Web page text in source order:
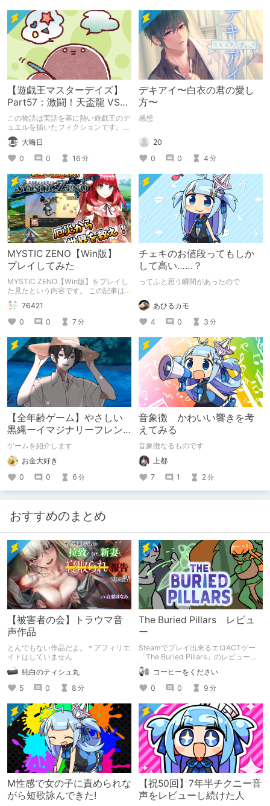
【遊戯王マスターデイズ】
Part57：激闘！天盃龍 VS
千年D【架空デュエル】
この物語は実話を基に熱い遊戯王のデ
ュエルを描いたフィクションです。
（自分用メモ：2025-05-14）
大晦日
0
0 16 分
デキアイ〜白衣の君の愛し
方〜
感想
20
0
0 4 分
MYSTIC ZENO【Win版】
プレイしてみた
MYSTIC ZENO【Win版】をプレイし
た見たという内容です。 この記事は
通常のクリエイターズ記事です。
76421
0
0 7分
チェキのお値段ってもしか
して高い……？
ってふと思う瞬間があったので
あひるカモ
4
0 3 分
【全年齢ゲーム】やさしい
黒縄ーイマジナリーフレン
ドの「彼」と過ごすおぼん
やすみー
ゲームを紹介します
お金大好き
0
0 6 分
音象徴 かわいい響きを考
えてみる
音象徴なるものです
上都
7
1 2分
おすすめのまとめ
【被害者の会】トラウマ音
声作品
とんでもない作品だよ。＊アフィリエ
イトはしていません
純白のティシュ丸
5
0 8 分
The Buried Pillars レビュ
ー
Steamでプレイ出来るエロACTゲー
「The Buried Pillars」のレビューで
す。
コーヒーをください
0
0 9 分
M性感で女の子に責められな
がら短歌詠んできた!
【祝50回】7年半チクニー音
声をレビューし続けた人